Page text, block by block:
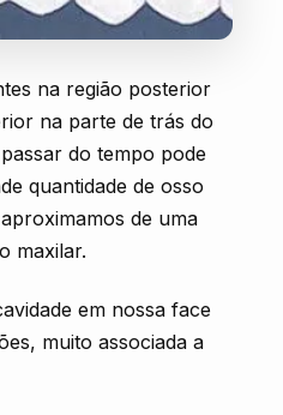
na região posterior
na parte de trás do
do tempo pode
quantidade de osso
de uma
maxilar.
em nossa face
muito associada a